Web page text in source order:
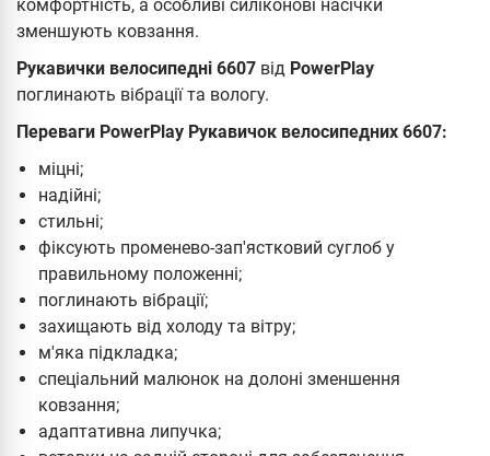
комфортність, а особливі силіконові насічки
зменшують ковзання.
Рукавички велосипедні 6607 від PowerPlay
поглинають вібрації та вологу.
Переваги PowerPlay Рукавичок велосипедних 6607:
міцні;
надійні;
стильні;
фіксують променево-зап'ястковий суглоб у
правильному положенні;
поглинають вібрації;
захищають від холоду та вітру;
м'яка підкладка;
спеціальний малюнок на долоні зменшення
ковзання;
адаптативна липучка;